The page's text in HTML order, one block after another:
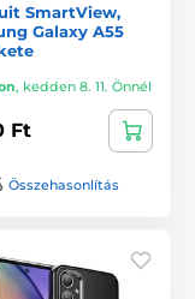
SmartView,
Galaxy A55
, kedden 8. 11. Önnél
Ft
Összehasonlítás